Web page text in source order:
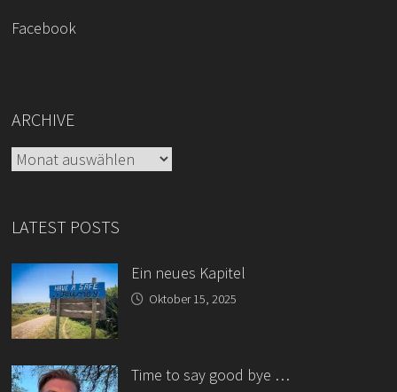
Facebook
ARCHIVE
Archive
LATEST POSTS
Ein neues Kapitel
Oktober 15, 2025
Time to say good bye …